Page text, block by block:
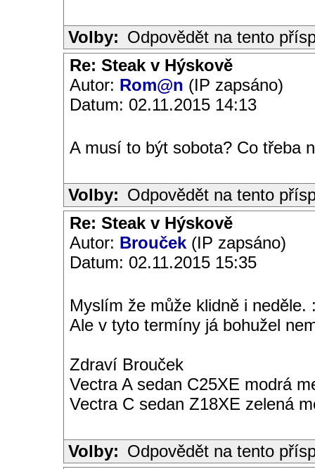
Volby: Odpovědět na tento
Re: Steak v Hýskově
Autor: Rom@n (IP zapsáno)
Datum: 02.11.2015 14:13
A musí to být sobota? Co třeba
Volby: Odpovědět na tento
Re: Steak v Hýskově
Autor: Brouček (IP zapsáno)
Datum: 02.11.2015 15:35
Myslím že může klidně i neděle.
Ale v tyto termíny já bohužel
Zdraví Brouček
Vectra A sedan C25XE modrá
Vectra C sedan Z18XE zelená
Volby: Odpovědět na tento